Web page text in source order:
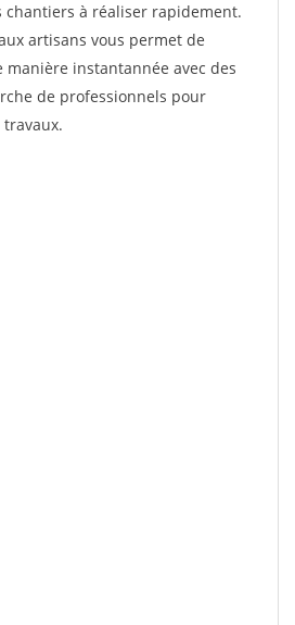
à réaliser rapidement.
artisans vous permet de
instantannée avec des
de professionnels pour